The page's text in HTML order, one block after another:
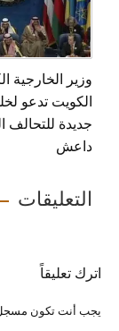
وزير الخارجية
الكويت تدعو
جديدة للتحالف
داعش
التعليقات
اترك تعليقاً
يجب أنت تكون